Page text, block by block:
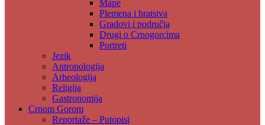
Mape
Plemena i bratstva
Gradovi i područja
Drugi o Crnogorcima
Portreti
Jezik
Antropologija
Arheologija
Religija
Gastronomija
Crnom Gorom
Reportaže – Putopisi